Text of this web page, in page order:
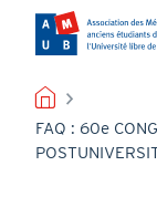
contenu
principal
FIL
FAQ : 60e